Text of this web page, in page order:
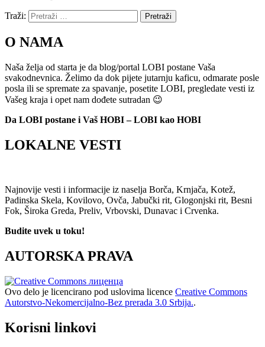
Traži: Pretraži
O NAMA
Naša želja od starta je da blog/portal LOBI postane Vaša
svakodnevnica. Želimo da dok pijete jutarnju kaficu, odmarate posle
posla ili se spremate za spavanje, posetite LOBI, pregledate vesti iz
Vašeg kraja i opet nam dođete sutradan 😉
Da LOBI postane i Vaš HOBI – LOBI kao HOBI
LOKALNE VESTI
Najnovije vesti i informacije iz naselja Borča, Krnjača, Kotež,
Padinska Skela, Kovilovo, Ovča, Jabučki rit, Glogonjski rit, Besni
Fok, Široka Greda, Preliv, Vrbovski, Dunavac i Crvenka.
Budite uvek u toku!
AUTORSKA PRAVA
Ovo delo je licencirano pod uslovima licence Creative Commons
Autorstvo-Nekomercijalno-Bez prerada 3.0 Srbija..
Korisni linkovi